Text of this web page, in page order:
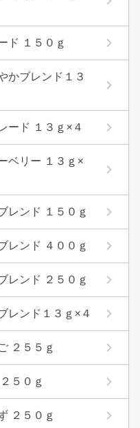
ド １５０ｇ
ブレンド１３
ード １３ｇ×４
ベリー １３ｇ×
ンド １５０ｇ
ンド ４００ｇ
ンド ２５０ｇ
ンド１３ｇ×４
２５５ｇ
５０ｇ
２５０ｇ